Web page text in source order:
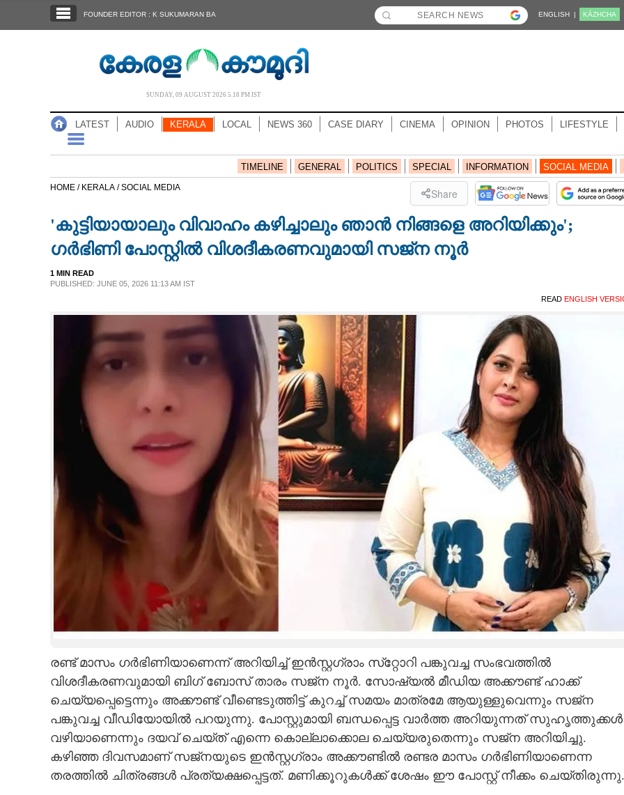
NOTIFIED NEWS
NEWS 360
CASE DIARY
SPIRITUAL
LITERATURE
FOUNDER EDITOR : K SUKUMARAN BA ENGLISH | KĀZHCHA
SUNDAY, 09 AUGUST 2026 5.18 PM IST
LATEST AUDIO KERALA LOCAL NEWS 360 CASE DIARY CINEMA OPINION PHOTOS LIFESTYLE
TIMELINE GENERAL POLITICS SPECIAL INFORMATION SOCIAL MEDIA
HOME / KERALA /SOCIAL MEDIA Share
'കുട്ടിയായാലും വിവാഹം കഴിച്ചാലും ഞാൻ നിങ്ങളെ അറിയിക്കും';
ഗർഭിണി പോസ്റ്റിൽ വിശദീകരണവുമായി സജ്ന നൂർ
1 MIN READ
PUBLISHED: JUNE 05, 2026 11:13 AM IST
READ ENGLISH
രണ്ട് മാസം ഗർഭിണിയാണെന്ന് അറിയിച്ച് ഇൻസ്റ്റഗ്രാം സ്‌റ്റോറി പങ്കുവച്ച സംഭവത്തിൽ
വിശദീകരണവുമായി ബിഗ് ബോസ് താരം സജ്ന നൂർ. സോഷ്യൽ മീഡിയ അക്കൗണ്ട് ഹാക്ക്
ചെയ്യപ്പെട്ടെന്നും അക്കൗണ്ട് വീണ്ടെടുത്തിട്ട് കുറച്ച് സമയം മാത്രമേ ആയുള്ളുവെന്നും സജ്ന
പങ്കുവച്ച വീഡിയോയിൽ പറയുന്നു. പോസ്റ്റുമായി ബന്ധപ്പെട്ട വാർത്ത അറിയുന്നത് സുഹൃത്തുക്കൾ
വഴിയാണെന്നും ദയവ് ചെയ്ത് എന്നെ കൊല്ലാക്കൊല ചെയ്യരുതെന്നും സജ്ന അറിയിച്ചു.
കഴിഞ്ഞ ദിവസമാണ് സജ്നയുടെ ഇൻസ്റ്റഗ്രാം അക്കൗണ്ടിൽ രണ്ടര മാസം ഗർഭിണിയാണെന്ന
തരത്തിൽ ചിത്രങ്ങൾ പ്രത്യക്ഷപ്പെട്ടത്. മണിക്കൂറുകൾക്ക് ശേഷം ഈ പോസ്റ്റ് നീക്കം ചെയ്തിരുന്നു.